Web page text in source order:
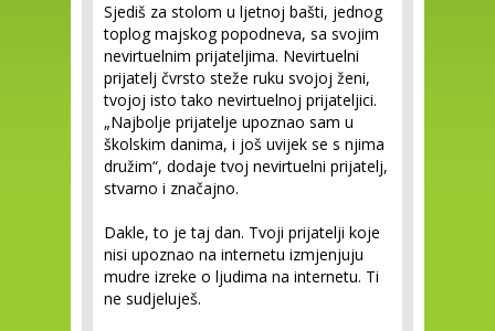
Sjediš za stolom u ljetnoj bašti, jednog
toplog majskog popodneva, sa svojim
nevirtuelnim prijateljima. Nevirtuelni
prijatelj čvrsto steže ruku svojoj ženi,
tvojoj isto tako nevirtuelnoj prijateljici.
„Najbolje prijatelje upoznao sam u
školskim danima, i još uvijek se s njima
družim“, dodaje tvoj nevirtuelni prijatelj,
stvarno i značajno.
Dakle, to je taj dan. Tvoji prijatelji koje
nisi upoznao na internetu izmjenjuju
mudre izreke o ljudima na internetu. Ti
ne sudjeluješ.